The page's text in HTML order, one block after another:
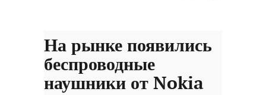
На рынке появились
беспроводные
наушники от Nokia